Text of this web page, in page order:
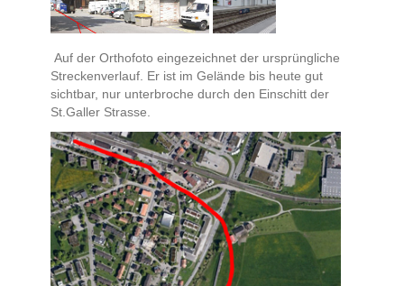
Auf der Orthofoto eingezeichnet der ursprüngliche
Streckenverlauf. Er ist im Gelände bis heute gut
sichtbar, nur unterbroche durch den Einschitt der
St.Galler Strasse.